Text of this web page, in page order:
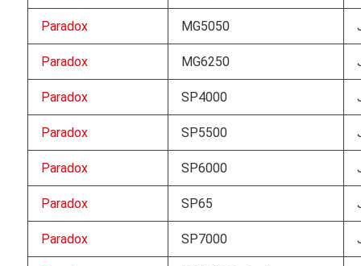
Paradox MG5050
Paradox MG6250
Paradox SP4000
Paradox SP5500
Paradox SP6000
Paradox SP65
Paradox SP7000